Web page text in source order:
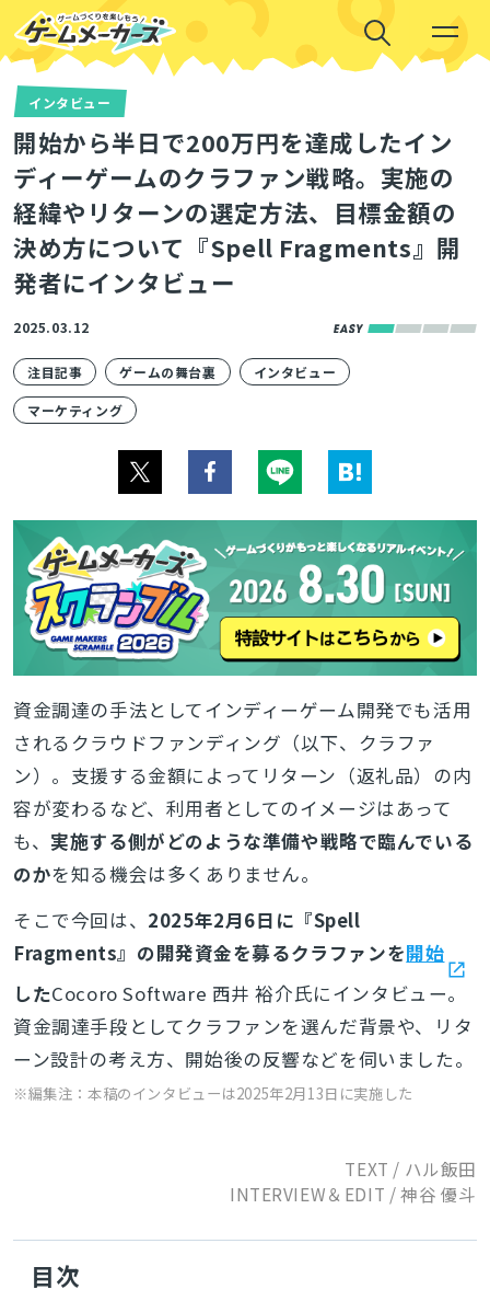
インタビュー
開始から半日で200万円を達成したイン
ディーゲームのクラファン戦略。実施の
経緯やリターンの選定方法、目標金額の
決め方について『Spell Fragments』開
発者にインタビュー
2025.03.12
注目記事 ゲームの舞台裏 インタビュー
マーケティング
資金調達の手法としてインディーゲーム開発でも活用
されるクラウドファンディング（以下、クラファ
ン）。支援する金額によってリターン（返礼品）の内
容が変わるなど、利用者としてのイメージはあって
も、 実施する側がどのような準備や戦略で臨んでいる
のかを知る機会は多くありません。
そこで今回は、 2025年2月6日に『Spell
Fragments』の開発資金を募るクラファンを開始
したCocoro Software 西井 裕介氏にインタビュー。
資金調達手段としてクラファンを選んだ背景や、リタ
ーン設計の考え方、開始後の反響などを伺いました。
※編集注：本稿のインタビューは2025年2月13日に実施した
TEXT / ハル飯田
INTERVIEW＆EDIT / 神谷 優斗
目次